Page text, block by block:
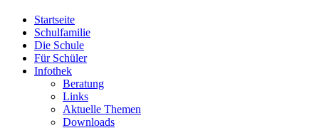
Startseite
Schulfamilie
Die Schule
Für Schüler
Infothek
Beratung
Links
Aktuelle Themen
Downloads